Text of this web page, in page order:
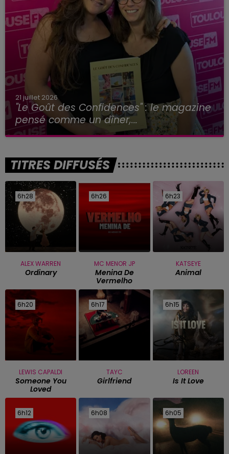
21 juillet 2026
"Le Goût des Confidences" : le magazine
pensé comme un dîner,...
TITRES DIFFUSÉS
6h28
6h28
ALEX WARREN
Ordinary
6h26
6h26
MC MENOR JP
Menina De
Vermelho
6h23
6h23
KATSEYE
Animal
6h20
6h20
LEWIS CAPALDI
Someone You
Loved
6h17
6h17
TAYC
Girlfriend
6h15
6h15
LOREEN
Is It Love
6h12
6h12 6h08
6h08 6h05
6h05